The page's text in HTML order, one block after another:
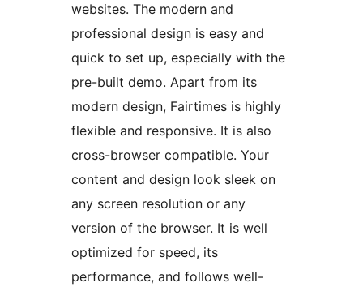
websites. The modern and
professional design is easy and
quick to set up, especially with the
pre-built demo. Apart from its
modern design, Fairtimes is highly
flexible and responsive. It is also
cross-browser compatible. Your
content and design look sleek on
any screen resolution or any
version of the browser. It is well
optimized for speed, its
performance, and follows well-